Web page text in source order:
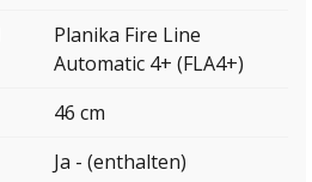
Planika Fire Line
Automatic 4+ (FLA4+)
46 cm
Ja - (enthalten)